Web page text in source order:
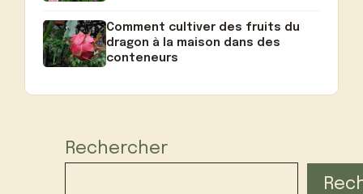
Comment cultiver des fruits du
dragon à la maison dans des
conteneurs
Rechercher